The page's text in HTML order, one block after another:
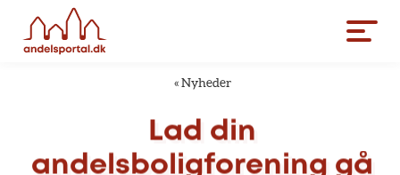
« Nyheder
Lad din
andelsboligforening gå